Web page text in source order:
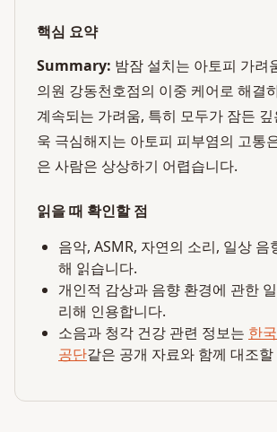
핵심 요약
Summary: 밤잠 설치는 아토피 가려
의원 강동천호점의 이중 케어로 해결
계속되는 가려움, 특히 모두가 잠든
욱 극심해지는 아토피 피부염의 고통
은 사람은 상상하기 어렵습니다.
읽을 때 확인할 점
음악, ASMR, 자연의 소리, 일상 음
해 읽습니다.
개인적 감상과 음향 환경에 관한
리해 인용합니다.
소음과 청각 건강 관련 정보는 한
공단같은 공개 자료와 함께 대조